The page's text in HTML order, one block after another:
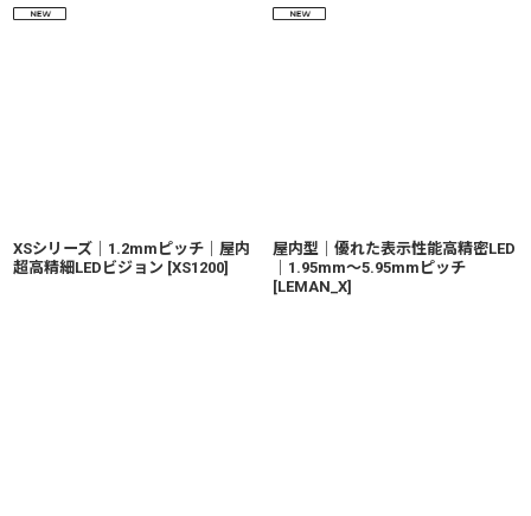
XSシリーズ｜1.2mmピッチ｜屋内
超高精細LEDビジョン [XS1200]
屋内型｜優れた表示性能高精密LED
｜1.95mm〜5.95mmピッチ
[LEMAN_X]